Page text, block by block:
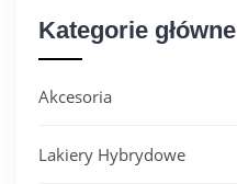
Kategorie główne
Akcesoria
Lakiery Hybrydowe